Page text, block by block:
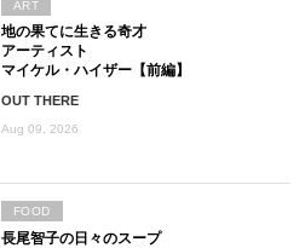
地の果てに生きる奇才
アーティスト
マイケル・ハイザー【前編】
OUT THERE
Aug 09, 2026
ART
長尾智子の日々のスープ
FOOD